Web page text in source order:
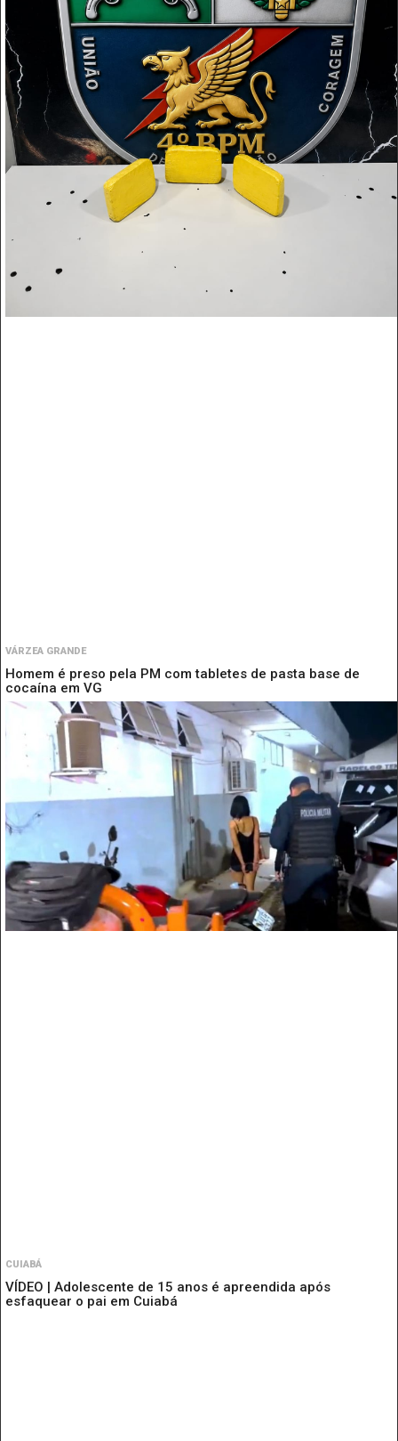
VÁRZEA GRANDE
Homem é preso pela PM com tabletes de pasta base de
cocaína em VG
CUIABÁ
VÍDEO | Adolescente de 15 anos é apreendida após
esfaquear o pai em Cuiabá